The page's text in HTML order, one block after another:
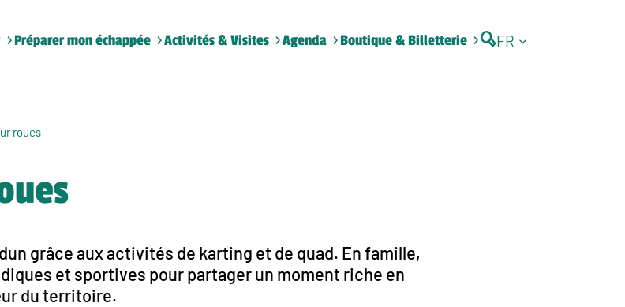
Préparer mon échappée Activités & Visites Agenda Boutique & Billetterie FR
roues
grâce aux activités de karting et de quad. En famille,
et sportives pour partager un moment riche en
du territoire.